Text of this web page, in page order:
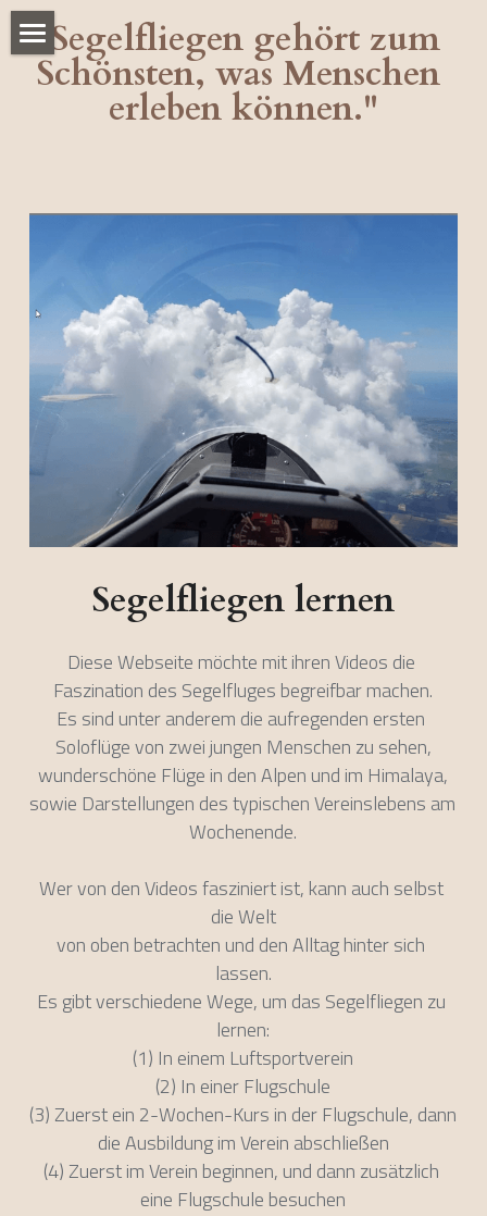
"Segelfliegen gehört zum
Schönsten, was Menschen
erleben können."
ABOUT
KARTE
LINKS
KONTAKT
INSTAGRAM
FLUGPLÄTZE
POWERED BY
Segelfliegen lernen
Diese Webseite möchte mit ihren Videos die
Faszination des Segelfluges begreifbar machen.
Es sind unter anderem die aufregenden ersten
Soloflüge von zwei jungen Menschen zu sehen,
wunderschöne Flüge in den Alpen und im Himalaya,
sowie Darstellungen des typischen Vereinslebens am
Wochenende.
Wer von den Videos fasziniert ist, kann auch selbst
die Welt
von oben betrachten und den Alltag hinter sich
lassen.
Es gibt verschiedene Wege, um das Segelfliegen zu
lernen:
(1) In einem Luftsportverein
(2) In einer Flugschule
(3) Zuerst ein 2-Wochen-Kurs in der Flugschule, dann
die Ausbildung im Verein abschließen
(4) Zuerst im Verein beginnen, und dann zusätzlich
eine Flugschule besuchen